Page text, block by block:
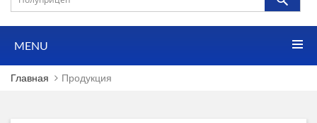
MENU
Главная Продукция